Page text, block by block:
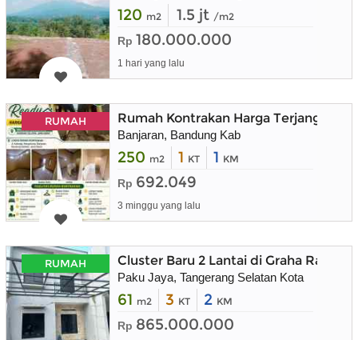
120 m2 1.5 jt /m2
Rp 180.000.000
1 hari yang lalu
RUMAH Rumah Kontrakan Harga Terjangkau
Banjaran, Bandung Kab
250 m2 1 KT 1 KM
Rp 692.049
3 minggu yang lalu
RUMAH Cluster Baru 2 Lantai di Graha Raya
Paku Jaya, Tangerang Selatan Kota
61 m2 3 KT 2 KM
Rp 865.000.000